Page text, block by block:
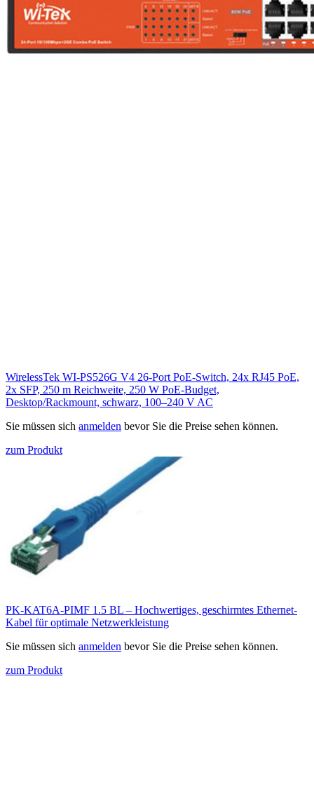
WirelessTek WI-PS526G V4 26-Port PoE-Switch, 24x RJ45 PoE,
2x SFP, 250 m Reichweite, 250 W PoE-Budget,
Desktop/Rackmount, schwarz, 100–240 V AC
Sie müssen sich anmelden bevor Sie die Preise sehen können.
zum Produkt
PK-KAT6A-PIMF 1.5 BL – Hochwertiges, geschirmtes Ethernet-
Kabel für optimale Netzwerkleistung
Sie müssen sich anmelden bevor Sie die Preise sehen können.
zum Produkt